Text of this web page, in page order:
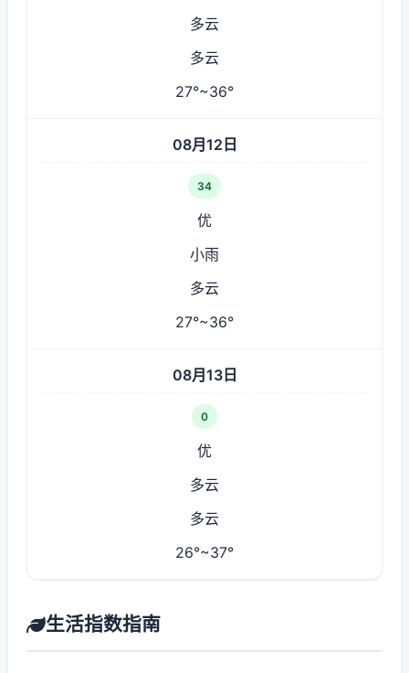
多云
多云
27°~36°
08月12日
34
优
小雨
多云
27°~36°
08月13日
0
优
多云
多云
26°~37°
生活指数指南